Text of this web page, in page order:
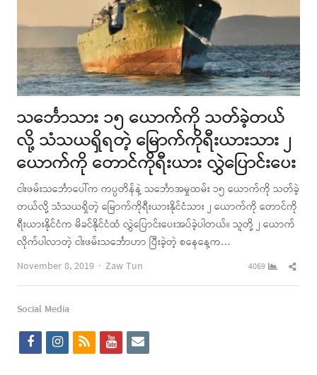
သင်္ဘောသား ၁၅ ယောက်ကို သတ်ခဲ့တယ်
လို့ သံသယရှိရတဲ့ မြောက်ကိုရီးယားသား ၂
ယောက်ကို တောင်ကိုရီးယား လွှဲပြောင်းပေး
ငါးဖမ်းသင်္ဘောပေါ်က ကပ္ပတိန်နဲ့ သင်္ဘောအမှုထမ်း ၁၅ ယောက်ကို သတ်ခဲ့
တယ်လို့ သံသယရှိတဲ့ မြောက်ကိုရီးယားနိုင်ငံသား ၂ ယောက်ကို တောင်ကို
ရီးယားနိုင်ငံက မိခင်နိုင်ငံထံ လွှဲပြောင်းပေးအပ်ခဲ့ပါတယ်။ သူတို့ ၂ ယောက်
လိုက်ပါလာတဲ့ ငါးဖမ်းသင်္ဘောဟာ ပြီးခဲ့တဲ့ စနေနေ့က…
November 8, 2019
Author
Zaw Tun 4069
Social Media
f
i
r
y
e